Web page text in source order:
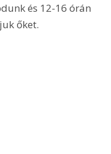
és 12-16 órán
őket.